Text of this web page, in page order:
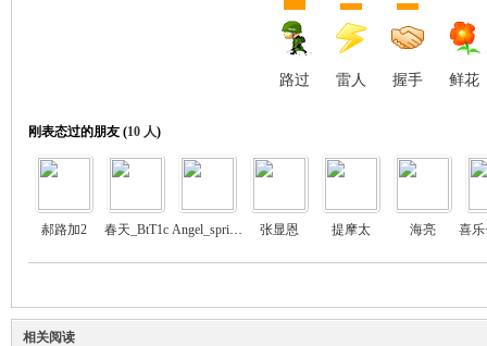
路过 雷人 握手 鲜花
刚表态过的朋友 (10 人)
郝路加2 春天_BtT1c Angel_spring_. 张显恩 提摩太 海亮
相关阅读